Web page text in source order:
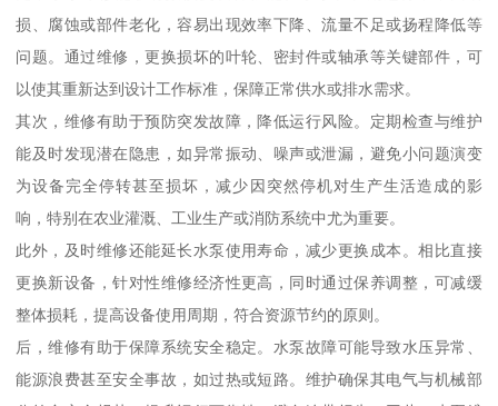
损、腐蚀或部件老化，容易出现效率下降、流量不足或扬程降低等
问题。通过维修，更换损坏的叶轮、密封件或轴承等关键部件，可
以使其重新达到设计工作标准，保障正常供水或排水需求。
其次，维修有助于预防突发故障，降低运行风险。定期检查与维护
能及时发现潜在隐患，如异常振动、噪声或泄漏，避免小问题演变
为设备完全停转甚至损坏，减少因突然停机对生产生活造成的影
响，特别在农业灌溉、工业生产或消防系统中尤为重要。
此外，及时维修还能延长水泵使用寿命，减少更换成本。相比直接
更换新设备，针对性维修经济性更高，同时通过保养调整，可减缓
整体损耗，提高设备使用周期，符合资源节约的原则。
后，维修有助于保障系统安全稳定。水泵故障可能导致水压异常、
能源浪费甚至安全事故，如过热或短路。维护确保其电气与机械部